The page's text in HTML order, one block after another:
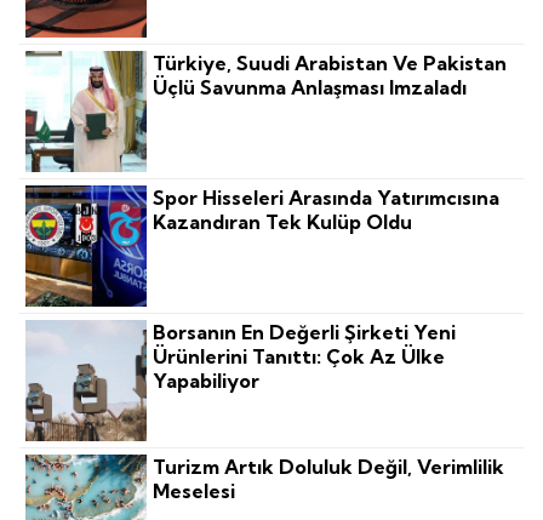
Türkiye, Suudi Arabistan Ve Pakistan
Üçlü Savunma Anlaşması Imzaladı
Spor Hisseleri Arasında Yatırımcısına
Kazandıran Tek Kulüp Oldu
Borsanın En Değerli Şirketi Yeni
Ürünlerini Tanıttı: Çok Az Ülke
Yapabiliyor
Turizm Artık Doluluk Değil, Verimlilik
Meselesi